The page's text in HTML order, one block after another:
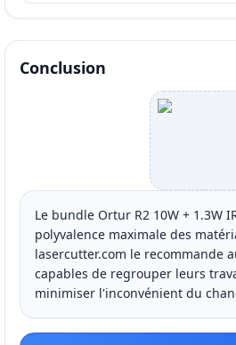
Conclusion
Le bundle Ortur R2 10W + 1.3W
polyvalence maximale des
lasercutter.com le recommande
capables de regrouper leurs
minimiser l'inconvénient du